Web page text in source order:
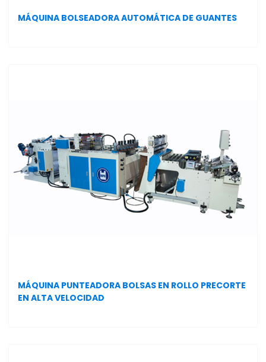
MÁQUINA BOLSEADORA AUTOMÁTICA DE GUANTES
MÁQUINA PUNTEADORA BOLSAS EN ROLLO PRECORTE
EN ALTA VELOCIDAD